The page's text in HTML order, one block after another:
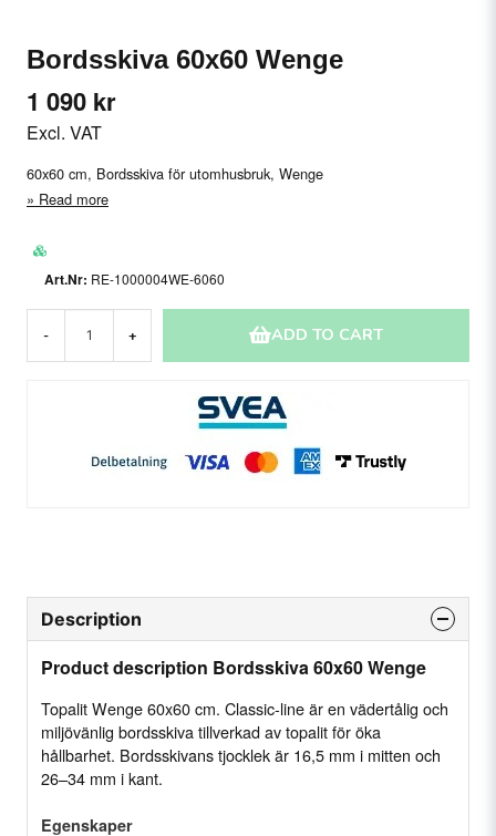
Bordsskiva 60x60 Wenge
1 090 kr
Excl. VAT
60x60 cm, Bordsskiva för utomhusbruk, Wenge
Read more
RE-1000004WE-6060
- + ADD TO CART
Description
Product description Bordsskiva 60x60 Wenge
Topalit Wenge 60x60 cm. Classic-line är en vädertålig och
miljövänlig bordsskiva tillverkad av topalit för öka
hållbarhet. Bordsskivans tjocklek är 16,5 mm i mitten och
26–34 mm i kant.
Egenskaper